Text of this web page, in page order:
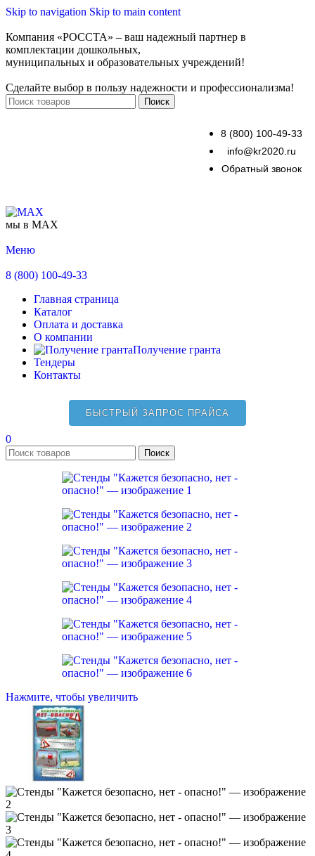
Skip to navigation Skip to main content
Компания «РОССТА» – ваш надежный партнер в
комплектации дошкольных,
муниципальных и образовательных учреждений!
Сделайте выбор в пользу надежности и профессионализма!
Поиск
8 (800) 100-49-33
info@kr2020.ru
Обратный звонок
мы в MAX
Меню
8 (800) 100-49-33
Главная страница
Каталог
Оплата и доставка
О компании
Получение гранта
Тендеры
Контакты
БЫСТРЫЙ ЗАПРОС ПРАЙСА
0
Поиск
Нажмите, чтобы увеличить